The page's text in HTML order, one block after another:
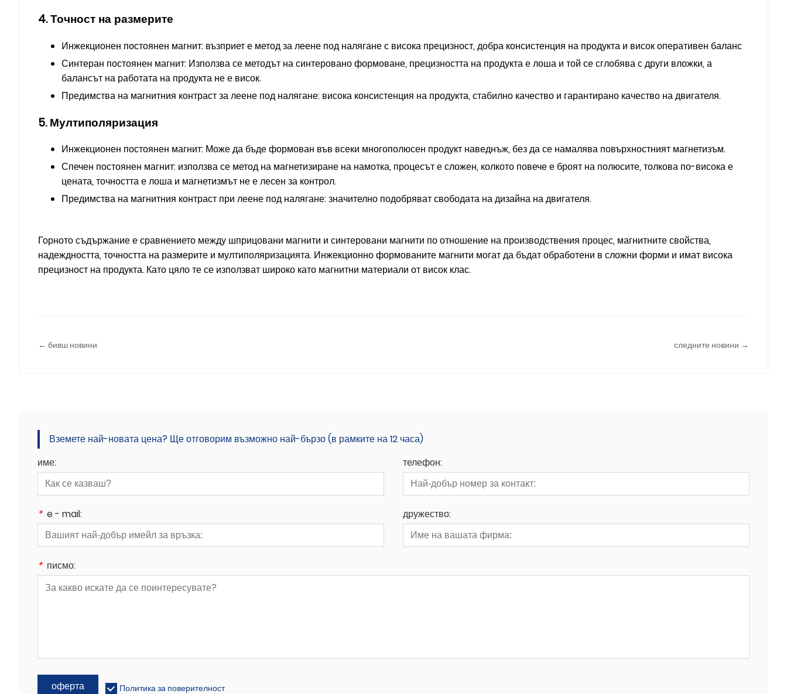
4. Точност на размерите
Инжекционен постоянен магнит: възприет е метод за леене под налягане с висока прецизност, добра консистенция на продукта и висок оперативен баланс
Синтеран постоянен магнит: Използва се методът на синтеровано формоване, прецизността на продукта е лоша и той се сглобява с други вложки, а
балансът на работата на продукта не е висок.
Предимства на магнитния контраст за леене под налягане: висока консистенция на продукта, стабилно качество и гарантирано качество на двигателя.
5. Мултиполяризация
Инжекционен постоянен магнит: Може да бъде формован във всеки многополюсен продукт наведнъж, без да се намалява повърхностният магнетизъм.
Спечен постоянен магнит: използва се метод на магнетизиране на намотка, процесът е сложен, колкото повече е броят на полюсите, толкова по-висока е
цената, точността е лоша и магнетизмът не е лесен за контрол.
Предимства на магнитния контраст при леене под налягане: значително подобряват свободата на дизайна на двигателя.
Горното съдържание е сравнението между шприцовани магнити и синтеровани магнити по отношение на производствения процес, магнитните свойства,
надеждността, точността на размерите и мултиполяризацията. Инжекционно формованите магнити могат да бъдат обработени в сложни форми и имат висока
прецизност на продукта. Като цяло те се използват широко като магнитни материали от висок клас.
← бивш новини следните новини →
Вземете най-новата цена? Ще отговорим възможно най-бързо (в рамките на 12 часа)
име:
телефон:
* e - mail: дружество:
* писмо:
оферта Политика за поверителност